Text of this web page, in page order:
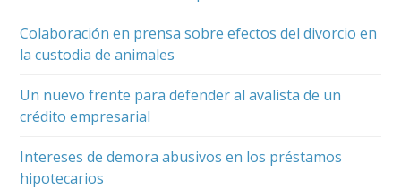
Colaboración en prensa sobre efectos del divorcio en
la custodia de animales
Un nuevo frente para defender al avalista de un
crédito empresarial
Intereses de demora abusivos en los préstamos
hipotecarios